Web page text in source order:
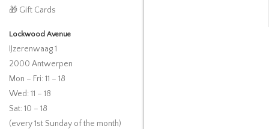
🎁 Gift Cards
Lockwood Avenue
IJzerenwaag 1
2000 Antwerpen
Mon – Fri: 11 – 18
Wed: 11 – 18
Sat: 10 – 18
(every 1st Sunday of the month)